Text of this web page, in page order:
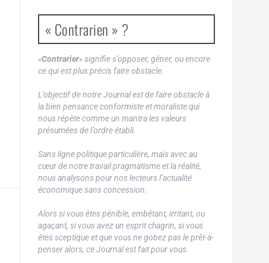
« Contrarien » ?
«Contrarier» signifie s’opposer, gêner, ou encore
ce qui est plus précis faire obstacle.
L’objectif de notre Journal est de faire obstacle à
la bien pensance conformiste et moraliste qui
nous répète comme un mantra les valeurs
présumées de l’ordre établi.
Sans ligne politique particulière, mais avec au
cœur de notre travail pragmatisme et la réalité,
nous analysons pour nos lecteurs l’actualité
économique sans concession.
Alors si vous êtes pénible, embêtant, irritant, ou
agaçant, si vous avez un esprit chagrin, si vous
êtes sceptique et que vous ne gobez pas le prêt-à-
penser alors, ce Journal est fait pour vous.